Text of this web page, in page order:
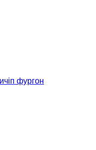
фургон